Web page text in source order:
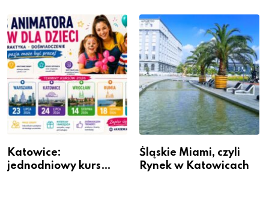
Katowice:
jednodniowy kurs
Śląskie Miami, czyli
Rynek w Katowicach